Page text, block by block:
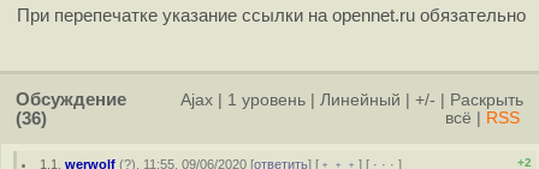
При перепечатке указание ссылки на opennet.ru обязательно
Обсуждение
(36)
Ajax 1 уровень Линейный +/-
Раскрыть
всё
RSS
1.1 ,werwolf (?), 11:55, 09/06/2020 [ответить] [ ﹢﹢﹢] [ · · ·]
+2